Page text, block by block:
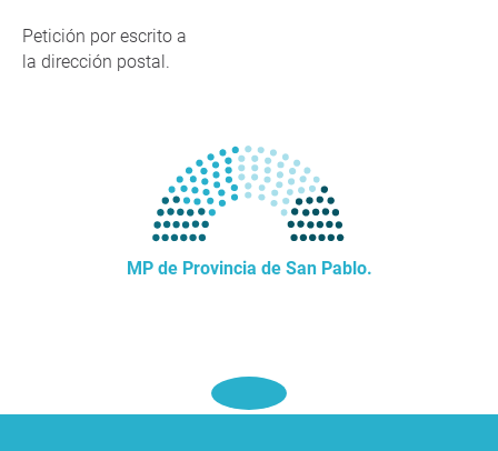
Petición por escrito a
la dirección postal.
MP de Provincia de San Pablo.